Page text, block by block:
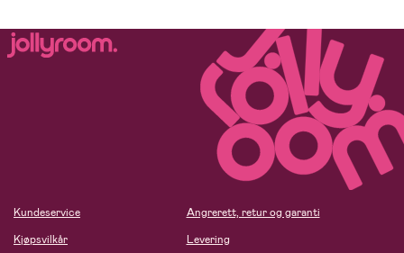
Kundeservice
Kjøpsvilkår
Angrerett, retur og garanti
Levering